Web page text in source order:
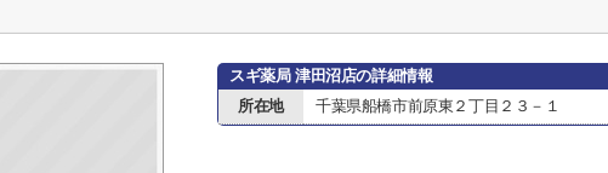
スギ薬局 津田沼店の詳細情報
所在地
千葉県船橋市前原東２丁目２３－１